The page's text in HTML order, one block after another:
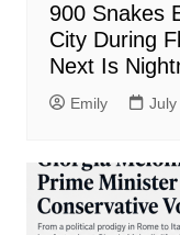
900 Snakes
City During
Next Is
Emily July